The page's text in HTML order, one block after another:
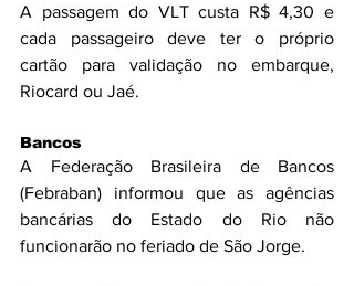
A passagem do VLT custa R$ 4,30 e
cada passageiro deve ter o próprio
cartão para validação no embarque,
Riocard ou Jaé.
Bancos
A Federação Brasileira de Bancos
(Febraban) informou que as agências
bancárias do Estado do Rio não
funcionarão no feriado de São Jorge.